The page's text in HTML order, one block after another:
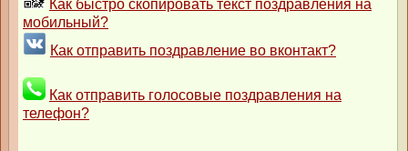
Как быстро скопировать текст поздравления на
мобильный?
Как отправить поздравление во вконтакт?
Как отправить голосовые поздравления на
телефон?